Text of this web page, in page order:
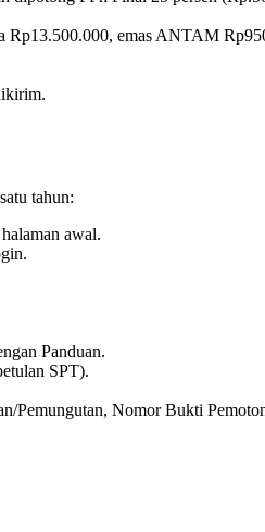
emas ANTAM
tahun:
awal.
Panduan.
SPT).
Nomor Bukti